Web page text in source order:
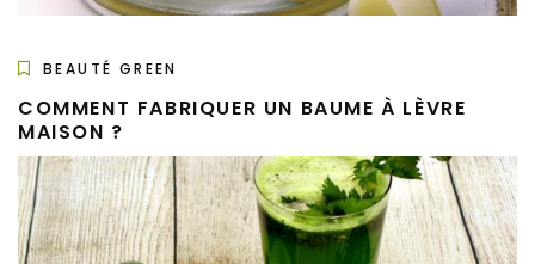
BEAUTÉ GREEN
COMMENT FABRIQUER UN BAUME À LÈVRE
MAISON ?